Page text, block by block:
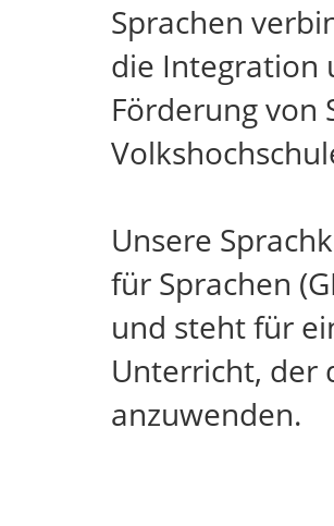
Sprachen
die Integration
Förderung von
Unsere
für Sprachen
und steht für
Unterricht, der
anzuwenden.